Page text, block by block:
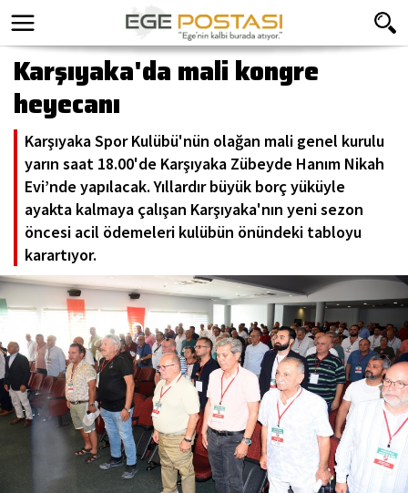
Karşıyaka'da mali kongre
heyecanı
Karşıyaka Spor Kulübü'nün olağan mali genel kurulu
yarın saat 18.00'de Karşıyaka Zübeyde Hanım Nikah
Evi’nde yapılacak. Yıllardır büyük borç yüküyle
ayakta kalmaya çalışan Karşıyaka'nın yeni sezon
öncesi acil ödemeleri kulübün önündeki tabloyu
karartıyor.